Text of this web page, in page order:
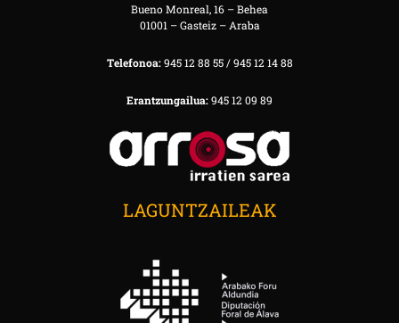
Bueno Monreal, 16 – Behea
01001 – Gasteiz – Araba
Telefonoa:945 12 88 55 / 945 12 14 88
Erantzungailua:945 12 09 89
LAGUNTZAILEAK